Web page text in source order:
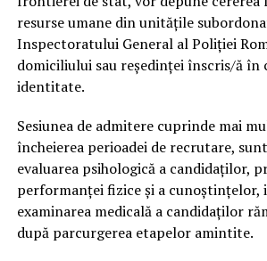
resurse umane din unităţile
Inspectoratului General al Poliţiei
domiciliului sau reşedinţei înscris/ă în
identitate.
Sesiunea de admitere cuprinde mai
încheierea perioadei de recrutare,
evaluarea psihologică a candidaților,
performanței fizice și a cunoștințelor,
examinarea medicală a candidaților
după parcurgerea etapelor amintite.